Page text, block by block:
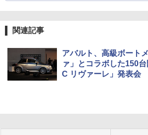
関連記事
アバルト、高級ボート
ァ」とコラボした150
C リヴァーレ」発表会